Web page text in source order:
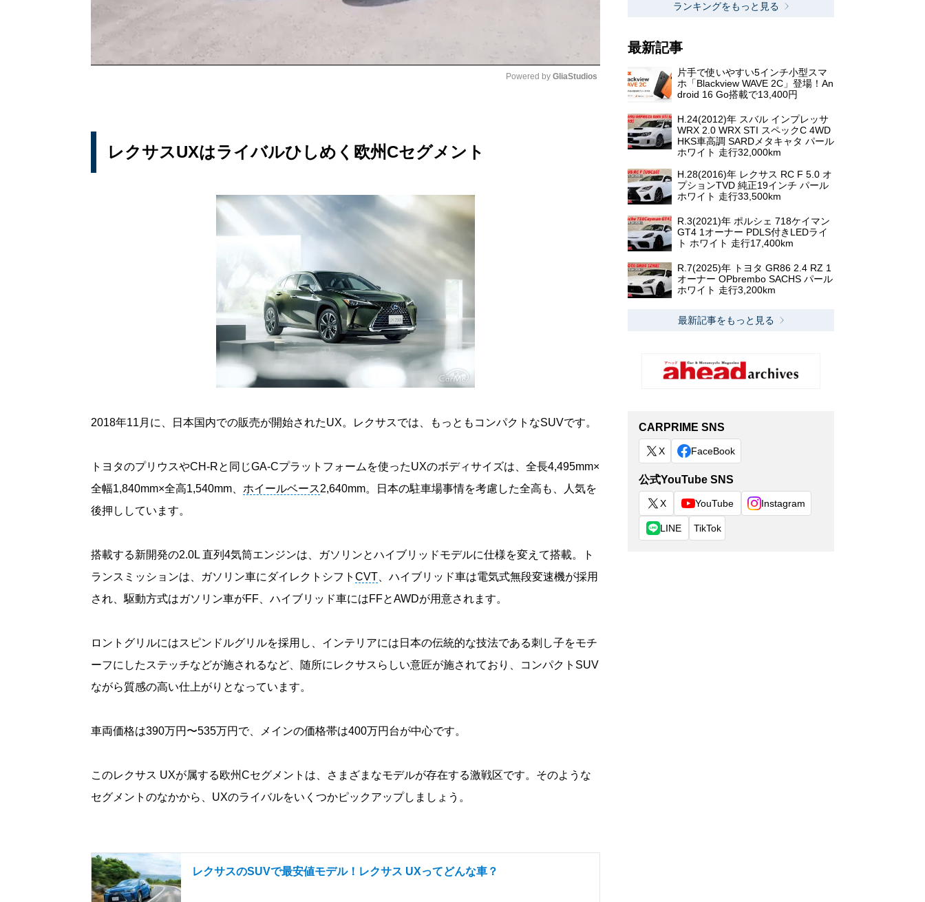
Powered by GliaStudios
レクサスUXはライバルひしめく欧州Cセグメント
2018年11月に、日本国内での販売が開始されたUX。レクサスでは、もっともコンパクトなSUVです。
トヨタのプリウスやCH-Rと同じGA-Cプラットフォームを使ったUXのボディサイズは、全長4,495mm×
全幅1,840mm×全高1,540mm、 ホイールベース2,640mm。日本の駐車場事情を考慮した全高も、人気を
後押ししています。
搭載する新開発の2.0L 直列4気筒エンジンは、ガソリンとハイブリッドモデルに仕様を変えて搭載。ト
ランスミッションは、ガソリン車にダイレクトシフト CVT 、ハイブリッド車は電気式無段変速機が採用
され、駆動方式はガソリン車がFF、ハイブリッド車にはFFとAWDが用意されます。
ロントグリルにはスピンドルグリルを採用し、インテリアには日本の伝統的な技法である刺し子をモチ
ーフにしたステッチなどが施されるなど、随所にレクサスらしい意匠が施されており、コンパクトSUV
ながら質感の高い仕上がりとなっています。
車両価格は390万円〜535万円で、メインの価格帯は400万円台が中心です。
このレクサス UXが属する欧州Cセグメントは、さまざまなモデルが存在する激戦区です。そのような
セグメントのなかから、UXのライバルをいくつかピックアップしましょう。
レクサスのSUVで最安値モデル！レクサス UXってどんな車？
ランキングをもっと見る
最新記事
片手で使いやすい5インチ小型スマ
ホ「Blackview WAVE 2C」登場！An
droid 16 Go搭載で13,400円
H.24(2012)年 スバル インプレッサ
WRX 2.0 WRX STI スペックC 4WD
HKS車高調 SARDメタキャタ パール
ホワイト 走行32,000km
H.28(2016)年 レクサス RC F 5.0 オ
プションTVD 純正19インチ パール
ホワイト 走行33,500km
R.3(2021)年 ポルシェ 718ケイマン
GT4 1オーナー PDLS付きLEDライ
ト ホワイト 走行17,400km
R.7(2025)年 トヨタ GR86 2.4 RZ 1
オーナー OPbrembo SACHS パール
ホワイト 走行3,200km
最新記事をもっと見る
CARPRIME SNS
X FaceBook
公式YouTube SNS
X YouTube Instagram
LINE TikTok